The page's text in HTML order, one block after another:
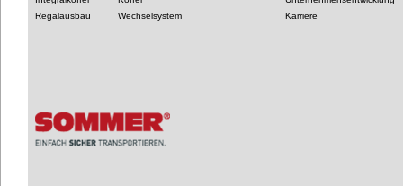
Regalausbau
Wechselsystem
Karriere